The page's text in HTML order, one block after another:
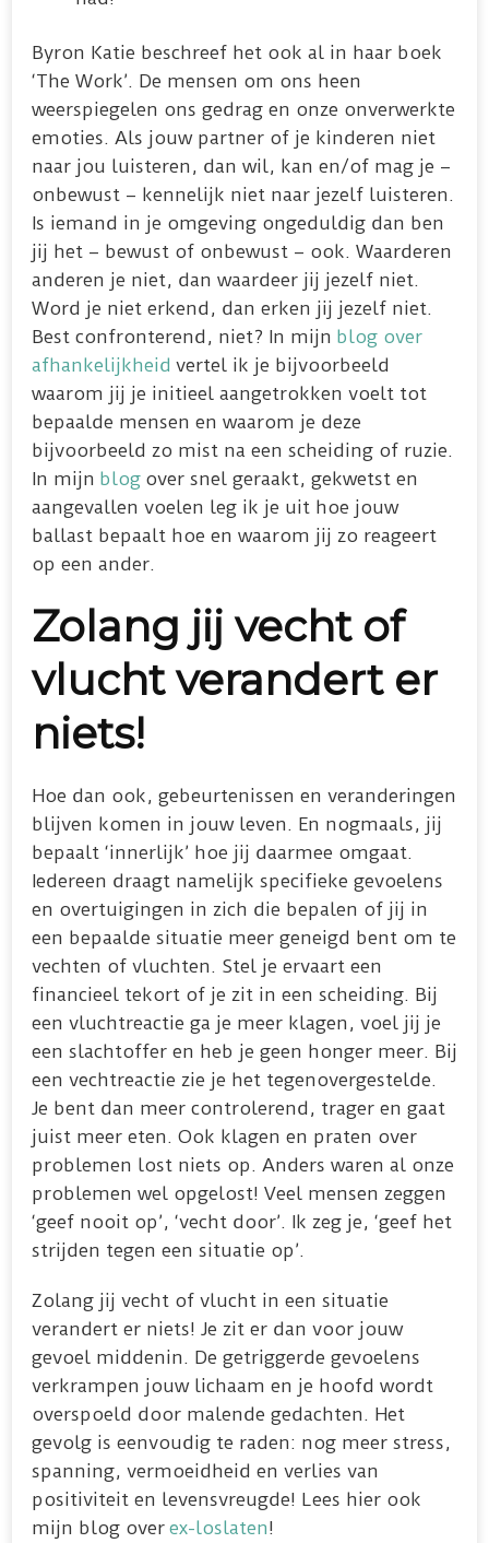
Byron Katie beschreef het ook al in haar boek
‘The Work’. De mensen om ons heen
weerspiegelen ons gedrag en onze onverwerkte
emoties. Als jouw partner of je kinderen niet
naar jou luisteren, dan wil, kan en/of mag je –
onbewust – kennelijk niet naar jezelf luisteren.
Is iemand in je omgeving ongeduldig dan ben
jij het – bewust of onbewust – ook. Waarderen
anderen je niet, dan waardeer jij jezelf niet.
Word je niet erkend, dan erken jij jezelf niet.
Best confronterend, niet? In mijn blog over
afhankelijkheid vertel ik je bijvoorbeeld
waarom jij je initieel aangetrokken voelt tot
bepaalde mensen en waarom je deze
bijvoorbeeld zo mist na een scheiding of ruzie.
In mijn blog over snel geraakt, gekwetst en
aangevallen voelen leg ik je uit hoe jouw
ballast bepaalt hoe en waarom jij zo reageert
op een ander.
Zolang jij vecht of
vlucht verandert er
niets!
Hoe dan ook, gebeurtenissen en veranderingen
blijven komen in jouw leven. En nogmaals, jij
bepaalt ‘innerlijk’ hoe jij daarmee omgaat.
Iedereen draagt namelijk specifieke gevoelens
en overtuigingen in zich die bepalen of jij in
een bepaalde situatie meer geneigd bent om te
vechten of vluchten. Stel je ervaart een
financieel tekort of je zit in een scheiding. Bij
een vluchtreactie ga je meer klagen, voel jij je
een slachtoffer en heb je geen honger meer. Bij
een vechtreactie zie je het tegenovergestelde.
Je bent dan meer controlerend, trager en gaat
juist meer eten. Ook klagen en praten over
problemen lost niets op. Anders waren al onze
problemen wel opgelost! Veel mensen zeggen
‘geef nooit op’, ‘vecht door’. Ik zeg je, ‘geef het
strijden tegen een situatie op’.
Zolang jij vecht of vlucht in een situatie
verandert er niets! Je zit er dan voor jouw
gevoel middenin. De getriggerde gevoelens
verkrampen jouw lichaam en je hoofd wordt
overspoeld door malende gedachten. Het
gevolg is eenvoudig te raden: nog meer stress,
spanning, vermoeidheid en verlies van
positiviteit en levensvreugde! Lees hier ook
mijn blog over ex-loslaten!